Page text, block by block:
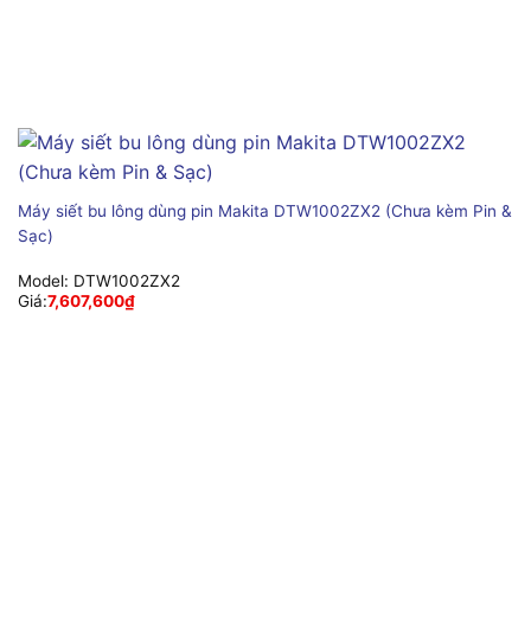
Máy siết bu lông dùng pin Makita DTW1002ZX2 (Chưa kèm Pin &
Sạc)
Model: DTW1002ZX2
Giá:7,607,600₫